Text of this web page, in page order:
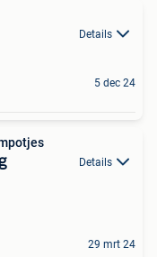
Details
5 dec 24
Details
29 mrt 24